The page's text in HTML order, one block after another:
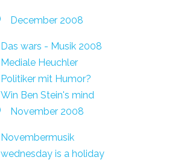
December 2008
Das wars - Musik 2008
Mediale Heuchler
Politiker mit Humor?
Win Ben Stein's mind
November 2008
Novembermusik
wednesday is a holiday